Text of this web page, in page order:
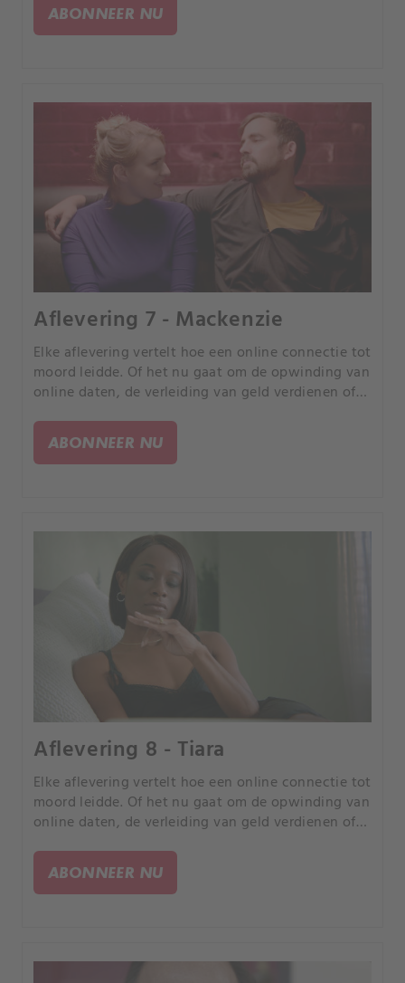
ABONNEER NU
Aflevering 7 - Mackenzie
Elke aflevering vertelt hoe een online connectie tot
moord leidde. Of het nu gaat om de opwinding van
online daten, de verleiding van geld verdienen of
anders, maar iedereen heeft een tragisch einde.
ABONNEER NU
Aflevering 8 - Tiara
Elke aflevering vertelt hoe een online connectie tot
moord leidde. Of het nu gaat om de opwinding van
online daten, de verleiding van geld verdienen of
anders, maar iedereen heeft een tragisch einde.
ABONNEER NU